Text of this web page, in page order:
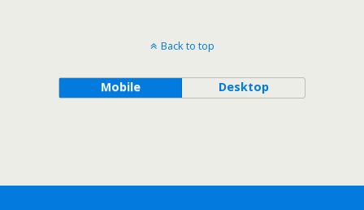
Back to top
Mobile Desktop